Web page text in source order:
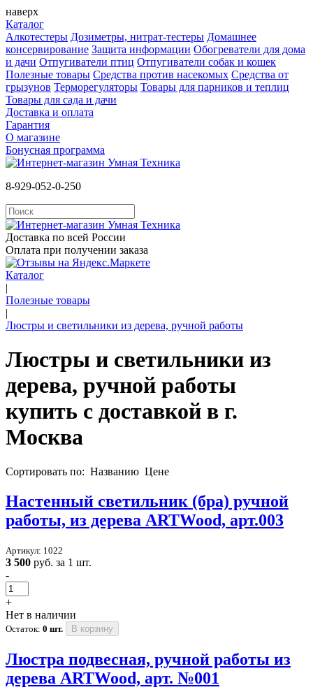
наверх
Каталог
Алкотестеры Дозиметры, нитрат-тестеры Домашнее
консервирование Защита информации Обогреватели для дома
и дачи Отпугиватели птиц Отпугиватели собак и кошек
Полезные товары Средства против насекомых Cредства от
грызунов Терморегуляторы Товары для парников и теплиц
Товары для сада и дачи
Доставка и оплата
Гарантия
О магазине
Бонусная программа
8-929-052-0-250
Доставка по всей России
Оплата при получении заказа
Каталог
|
Полезные товары
|
Люстры и светильники из дерева, ручной работы
Люстры и светильники из
дерева, ручной работы
купить с доставкой в г.
Москва
Сортировать по: Названию Цене
Настенный светильник (бра) ручной
работы, из дерева ARTWood, арт.003
Артикул: 1022
3 500 руб. за 1 шт.
-
+
Нет в наличии
Остаток: 0 шт. В корзину
Люстра подвесная, ручной работы из
дерева ARTWood, арт. №001